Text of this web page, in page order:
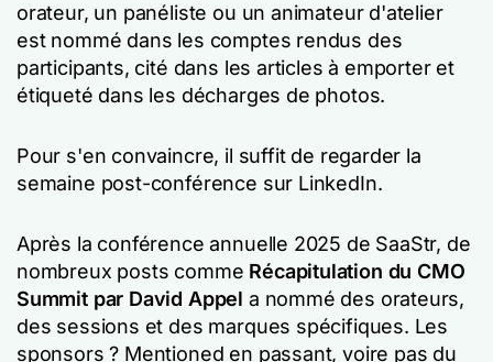
orateur, un panéliste ou un animateur d'atelier
est nommé dans les comptes rendus des
participants, cité dans les articles à emporter et
étiqueté dans les décharges de photos.
Pour s'en convaincre, il suffit de regarder la
semaine post-conférence sur LinkedIn.
Après la conférence annuelle 2025 de SaaStr, de
nombreux posts comme Récapitulation du CMO
Summit par David Appel a nommé des orateurs,
des sessions et des marques spécifiques. Les
sponsors ? Mentioned en passant, voire pas du